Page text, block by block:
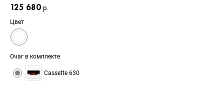
125 680р.
Цвет
Очаг в комплекте
Cassette 630